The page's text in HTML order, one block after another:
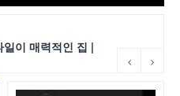
이 매력적인 집 |